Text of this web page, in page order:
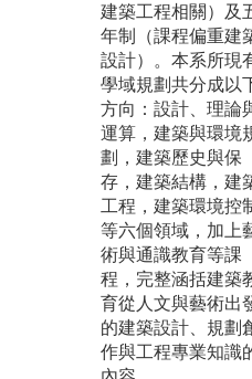
建築工程相關）及
年制（課程偏重建
設計）。本系所現
學域規劃共分成以
方向：設計、理論
運算，建築與環境
劃，建築歷史與保
存，建築結構，建
工程，建築環境控
等六個領域，加上
術與通識教育等課
程，完整涵括建築
育從人文與藝術出
的建築設計、規劃
作與工程專業知識